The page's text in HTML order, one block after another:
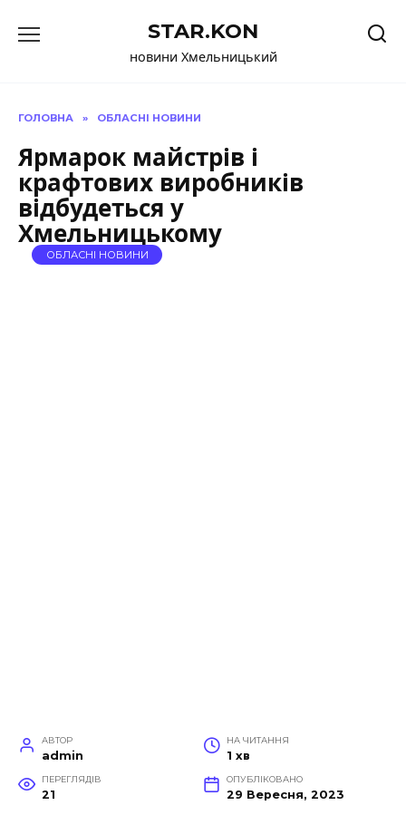
до
STAR.KON
новини Хмельницький
ГОЛОВНА » ОБЛАСНІ НОВИНИ
Ярмарок майстрів і
крафтових виробників
відбудеться у
Хмельницькому
ОБЛАСНІ НОВИНИ
АВТОР
admin
НА ЧИТАННЯ
1 хв
ПЕРЕГЛЯДІВ
21
ОПУБЛІКОВАНО
29 Вересня, 2023